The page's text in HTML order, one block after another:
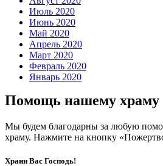
Июль 2020
Июнь 2020
Май 2020
Апрель 2020
Март 2020
Февраль 2020
Январь 2020
Помощь нашему храму
Мы будем благодарны за любую
храму. Нажмите на кнопку
Храни Вас Господь!